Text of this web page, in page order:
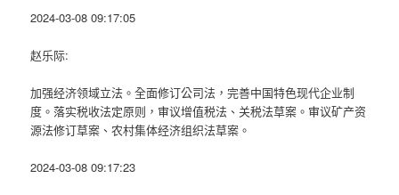
2024-03-08 09:17:05
赵乐际:
加强经济领域立法。全面修订公司法，完善中国特色现代企业制
度。落实税收法定原则，审议增值税法、关税法草案。审议矿产资
源法修订草案、农村集体经济组织法草案。
2024-03-08 09:17:23